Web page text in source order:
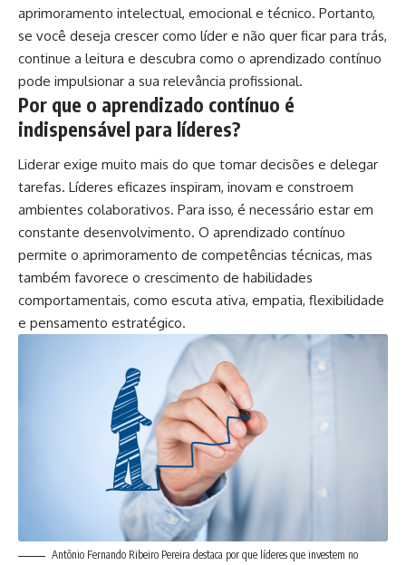
aprimoramento intelectual, emocional e técnico. Portanto,
se você deseja crescer como líder e não quer ficar para trás,
continue a leitura e descubra como o aprendizado contínuo
pode impulsionar a sua relevância profissional.
Por que o aprendizado contínuo é
indispensável para líderes?
Liderar exige muito mais do que tomar decisões e delegar
tarefas. Líderes eficazes inspiram, inovam e constroem
ambientes colaborativos. Para isso, é necessário estar em
constante desenvolvimento. O aprendizado contínuo
permite o aprimoramento de competências técnicas, mas
também favorece o crescimento de habilidades
comportamentais, como escuta ativa, empatia, flexibilidade
e pensamento estratégico.
Antônio Fernando Ribeiro Pereira destaca por que líderes que investem no